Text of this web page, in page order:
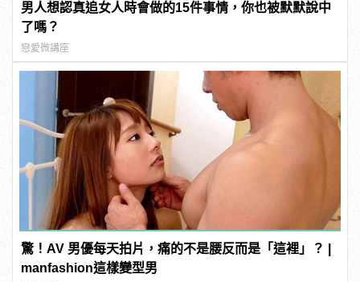
男人想認真追女人時會做的15件事情，你也被默默說中
了嗎？
戀愛微講座
驚！AV 男優每天拍片，痛的不是腰反而是「這裡」？ |
manfashion這樣變型男